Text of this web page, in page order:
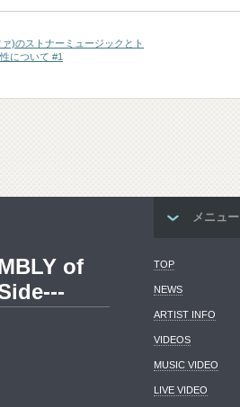
)のストナーミュージックとト
について #1
メニュー
TOP
NEWS
ARTIST INFO
VIDEOS
MUSIC VIDEO
LIVE VIDEO
of